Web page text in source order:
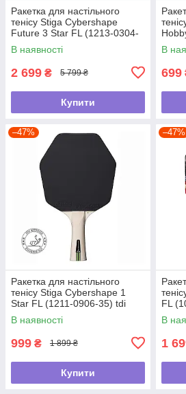
Ракетка для настільного
тенісу Stiga Cybershape
Future 3 Star FL (1213-0304-
35) tdi
В наявності
2 699 ₴ 5 799 ₴
Купити
В
699
–47%
Ракетка для настільного
тенісу Stiga Cybershape 1
Star FL (1211-0906-35) tdi
В наявності
999 ₴ 1 899 ₴
Купити
–47%
FL
В
1